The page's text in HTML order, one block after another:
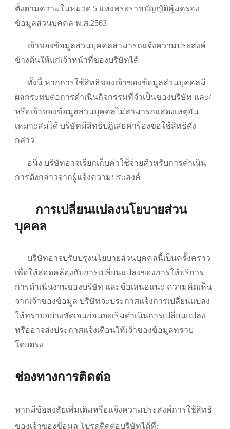
ตั้งตามความในหมวด 5 แห่งพระราชบัญญัติคุ้มครอง
ข้อมูลส่วนบุคคล พ.ศ.2563
เจ้าของข้อมูลส่วนบุคคลสามารถแจ้งความประสงค์
ข้างต้นให้แก่เจ้าหน้าที่ของบริษัทได้
ทั้งนี้ หากการใช้สิทธิของเจ้าของข้อมูลส่วนบุคคลมี
ผลกระทบต่อการดำเนินกิจกรรมที่จำเป็นของบริษัท และ/
หรือเจ้าของข้อมูลส่วนบุคคลไม่สามารถแสดงเหตุอัน
เหมาะสมได้ บริษัทมีสิทธิปฏิเสธคำร้องขอใช้สิทธิดัง
กล่าว
อนึ่ง บริษัทอาจเรียกเก็บค่าใช้จ่ายสำหรับการดำเนิน
การดังกล่าวจากผู้แจ้งความประสงค์
การเปลี่ยนแปลงนโยบายส่วน
บุคคล
บริษัทอาจปรับปรุงนโยบายส่วนบุคคลนี้เป็นครั้งคราว
เพื่อให้สอดคล้องกับการเปลี่ยนแปลงของการให้บริการ
การดำเนินงานของบริษัท และข้อเสนอแนะ ความคิดเห็น
จากเจ้าของข้อมูล บริษัทจะประกาศแจ้งการเปลี่ยนแปลง
ให้ทราบอย่างชัดเจนก่อนจะเริ่มดำเนินการเปลี่ยนแปลง
หรืออาจส่งประกาศแจ้งเตือนให้เจ้าของข้อมูลทราบ
โดยตรง
ช่องทางการติดต่อ
หากมีข้อสงสัยเพิ่มเติมหรือแจ้งความประสงค์การใช้สิทธิ
ของเจ้าของข้อมูล โปรดติดต่อบริษัทได้ที่: